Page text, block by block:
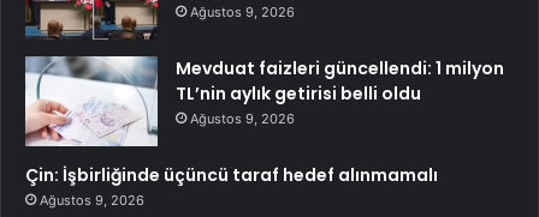
Ağustos 9, 2026
Mevduat faizleri güncellendi: 1 milyon
TL’nin aylık getirisi belli oldu
Ağustos 9, 2026
Çin: İşbirliğinde üçüncü taraf hedef alınmamalı
Ağustos 9, 2026